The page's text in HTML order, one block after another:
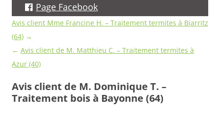
Page Facebook
Navigation
des
avis
Avis client Mme Francine H. – Traitement termites à Biarritz
(64) →
← Avis client de M. Matthieu C. – Traitement termites à
Azur (40)
Avis client de M. Dominique T. –
Traitement bois à Bayonne (64)